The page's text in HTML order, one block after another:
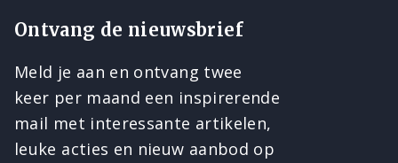
Ontvang de nieuwsbrief
Meld je aan en ontvang twee
keer per maand een inspirerende
mail met interessante artikelen,
leuke acties en nieuw aanbod op